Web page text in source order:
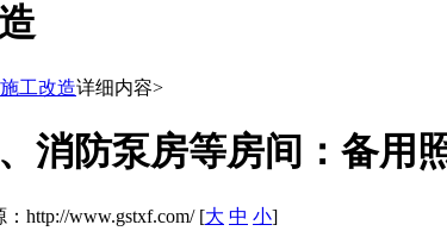
工改造详细内容>
消防泵房等房间：备用
http://www.gstxf.com/ [大 中 小]